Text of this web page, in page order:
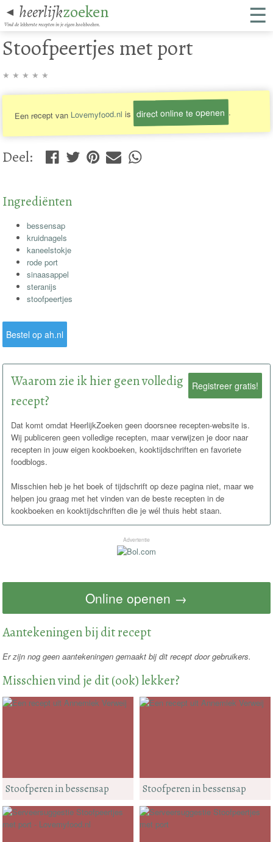
◄ heerlijkzoeken
Vind de lekkerste recepten in je eigen kookboeken. ☰
Stoofpeertjes met port
★ ★ ★ ★ ★
Een recept van Lovemyfood.nl is direct online te openen .
Deel:
Ingrediënten
bessensap
kruidnagels
kaneelstokje
rode port
sinaasappel
steranijs
stoofpeertjes
Bestel op ah.nl
Registreer gratis!
Waarom zie ik hier geen volledig
recept?
Dat komt omdat HeerlijkZoeken geen doorsnee recepten-website is.
Wij publiceren geen volledige recepten, maar verwijzen je door naar
recepten in jouw eigen kookboeken, kooktijdschriften en favoriete
foodblogs.
Misschien heb je het boek of tijdschrift op deze pagina niet, maar we
helpen jou graag met het vinden van de beste recepten in de
kookboeken en kooktijdschriften die je wél thuis hebt staan.
Advertentie
Online openen →
Aantekeningen bij dit recept
Er zijn nog geen aantekeningen gemaakt bij dit recept door gebruikers.
Misschien vind je dit (ook) lekker?
Stoofperen in bessensap
Stoofperen in bessensap